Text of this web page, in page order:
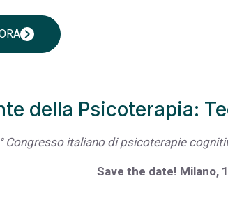
chevron_right
della Psicoterapia:
Congresso italiano di psicoterapie
Save the date! Milano,